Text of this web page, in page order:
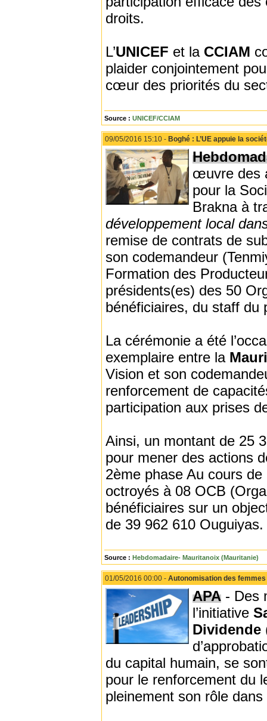
droits.
L’UNICEF et la CCIAM
plaider conjointement
cœur des priorités du
Source : UNICEF/CCIAM
09/05/2016 15:10 - Boghé : L’UE appuie la
œuvre des
pour la
Brakna à
développement local
remise de contrats de
son codemandeur
Formation des
présidents(es) des 50
bénéficiaires, du staff du
La cérémonie a été
exemplaire entre la
Vision et son
renforcement de
participation aux prises
Ainsi, un montant de 25
pour mener des actions
2ème phase Au cours
octroyés à 08 OCB
bénéficiaires sur un
de 39 962 610 Ouguiyas.
Source : Hebdomadaire- Mauritanoix (Mauritanie)
01/05/2016 00:00 - Autonomisation des
APA - Des
l’initiative
Dividende
du capital humain, se
pour le renforcement du
pleinement son rôle